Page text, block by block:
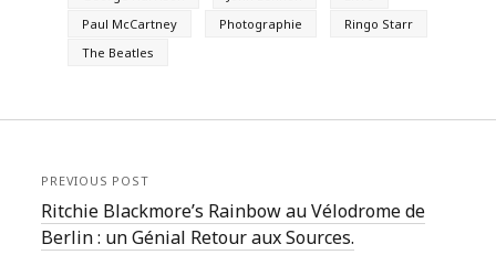
Paul McCartney
Photographie
Ringo Starr
The Beatles
PREVIOUS POST
Ritchie Blackmore’s Rainbow au Vélodrome de
Berlin : un Génial Retour aux Sources.